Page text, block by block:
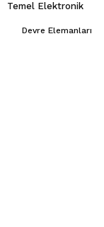
Temel Elektronik
Devre Elemanları